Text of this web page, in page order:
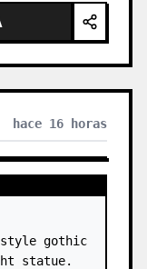
la
hace 16 horas
style gothic
statue.